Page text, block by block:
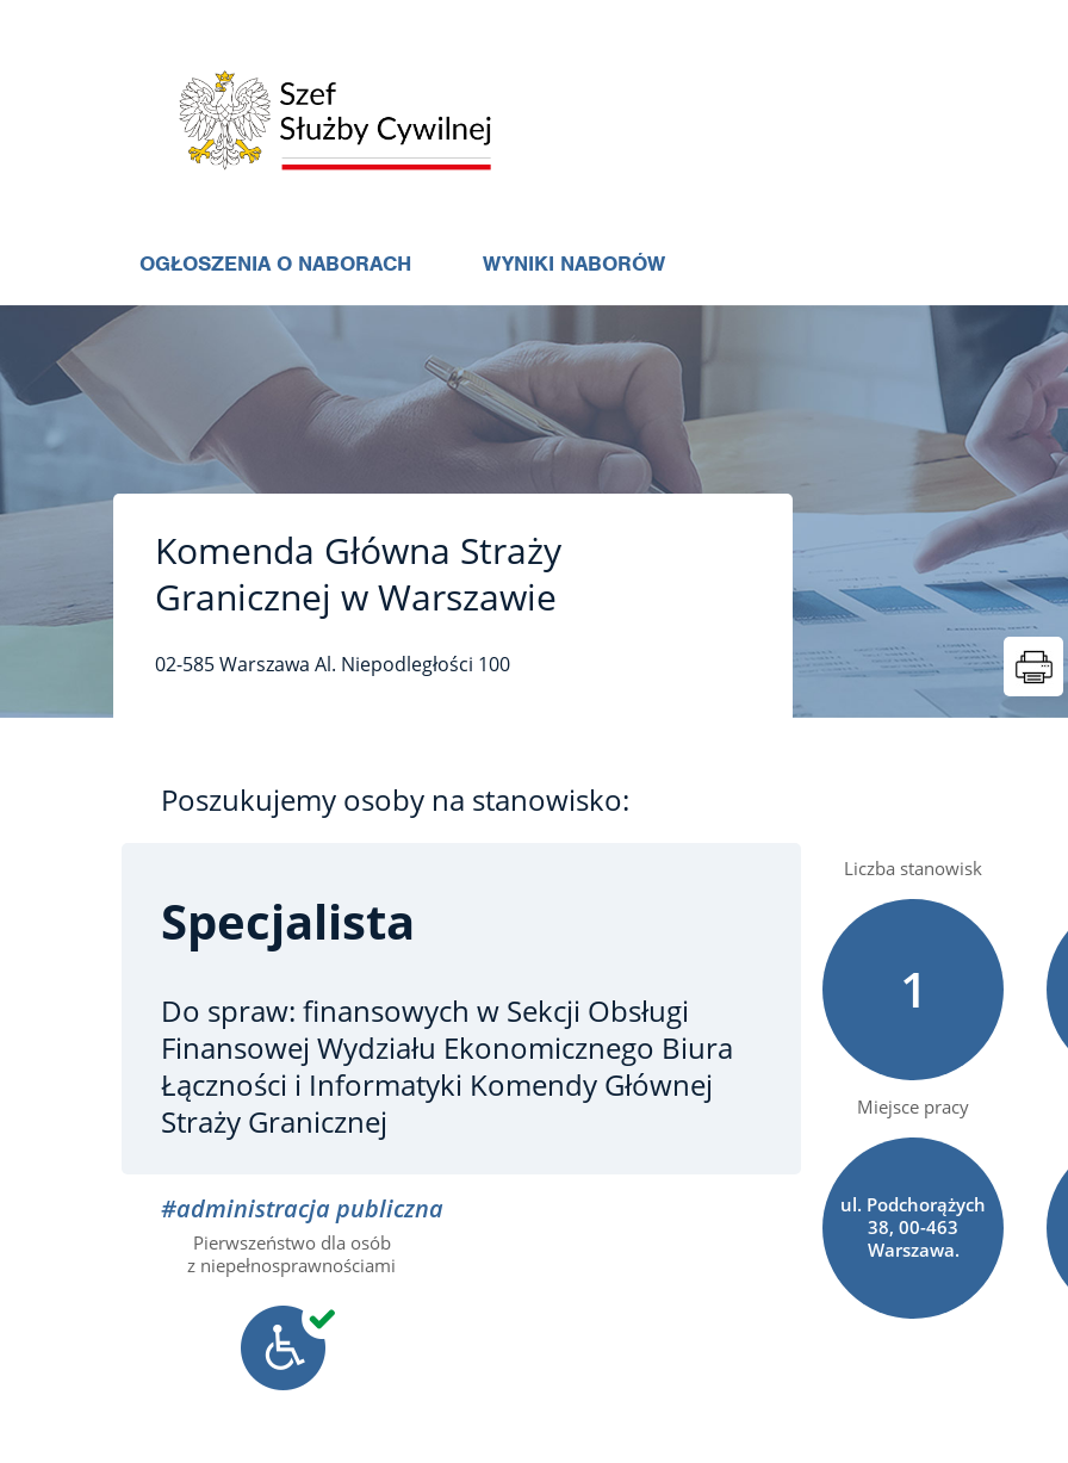
OGŁOSZENIA O NABORACH WYNIKI NABORÓW
Komenda Główna Straży
Granicznej w Warszawie
02-585Warszawa Al. Niepodległości 100
Poszukujemy osoby na stanowisko:
Specjalista
Do spraw: finansowych w Sekcji Obsługi
Finansowej Wydziału Ekonomicznego Biura
Łączności i Informatyki Komendy Głównej
Straży Granicznej
#administracja publiczna
Pierwszeństwo dla osób
z niepełnosprawnościami
Liczba stanowisk
1
Miejsce pracy
ul. Podchorążych
38, 00-463
Warszawa.